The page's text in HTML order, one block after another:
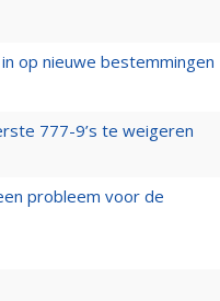
op nieuwe bestemmingen
777-9’s te weigeren
probleem voor de